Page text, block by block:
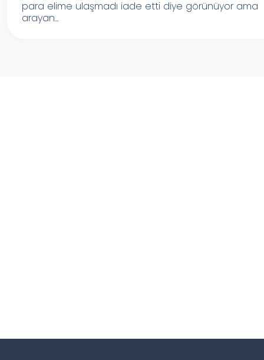
para elime ulaşmadı iade etti diye görünüyor ama
arayan...